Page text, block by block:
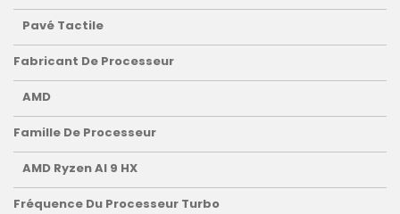
Pavé Tactile
Fabricant De Processeur
AMD
Famille De Processeur
AMD Ryzen AI 9 HX
Fréquence Du Processeur Turbo